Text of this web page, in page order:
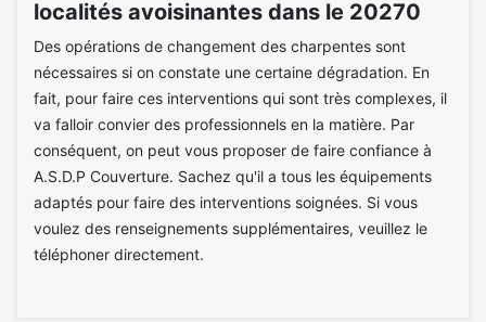
localités avoisinantes dans le 20270
Des opérations de changement des charpentes sont
nécessaires si on constate une certaine dégradation. En
fait, pour faire ces interventions qui sont très complexes, il
va falloir convier des professionnels en la matière. Par
conséquent, on peut vous proposer de faire confiance à
A.S.D.P Couverture. Sachez qu'il a tous les équipements
adaptés pour faire des interventions soignées. Si vous
voulez des renseignements supplémentaires, veuillez le
téléphoner directement.